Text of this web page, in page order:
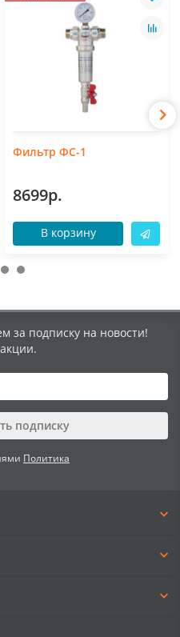
Фильтр ФС-1
8699р.
В корзину
за подписку на новости!
подписку
Политика